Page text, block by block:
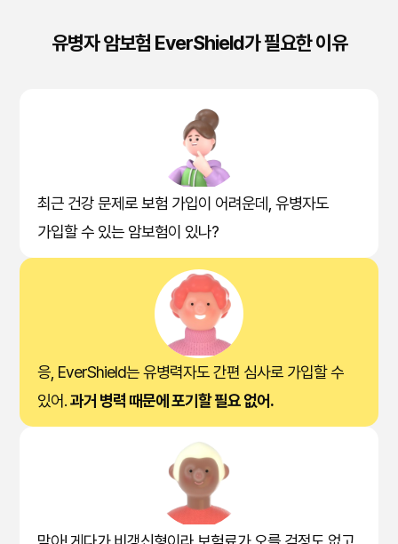
유병자 암보험 EverShield가 필요한 이유
최근 건강 문제로 보험 가입이 어려운데, 유병자도
가입할 수 있는 암보험이 있나?
응, EverShield는 유병력자도 간편 심사로 가입할 수
있어.과거 병력 때문에 포기할 필요 없어.